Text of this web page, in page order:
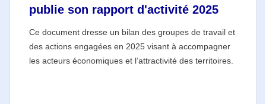
publie son rapport d'activité 2025
Ce document dresse un bilan des groupes de travail et
des actions engagées en 2025 visant à accompagner
les acteurs économiques et l’attractivité des territoires.